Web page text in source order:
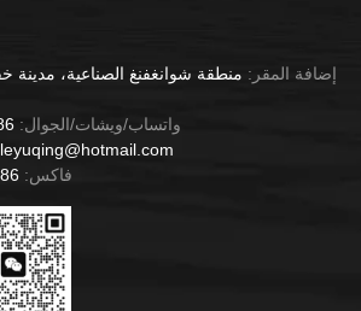
إضافة المقر: منطقة شوانغفنغ الصناعية، مدينة
واتساب/ويشات/الجوال:
فاكس: